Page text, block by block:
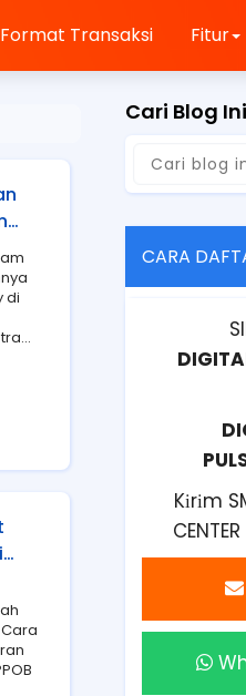
Format Transaksi Fitur
di
Cari Blog Ini
CARA
Kіrіm